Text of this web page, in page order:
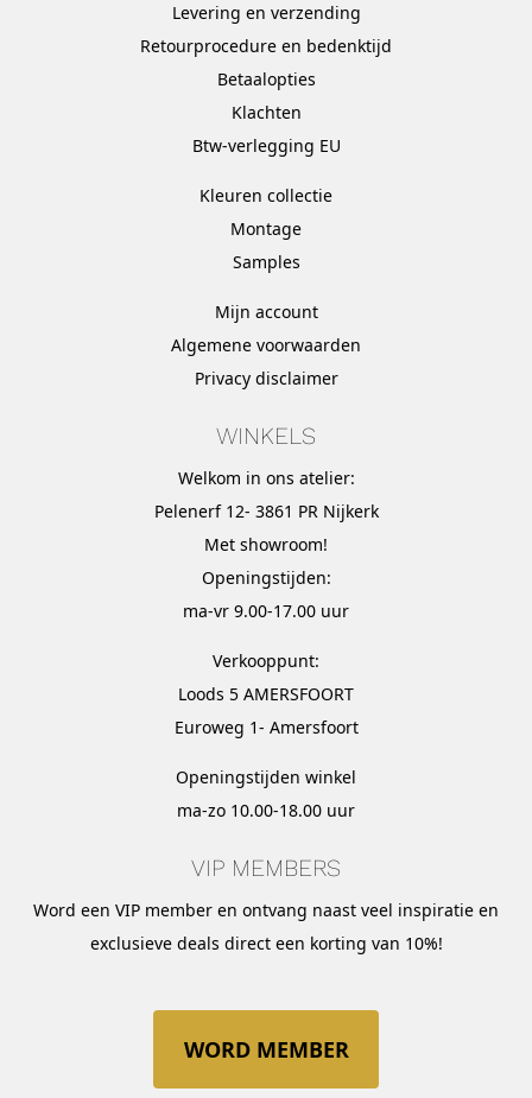
Levering en verzending
Retourprocedure en bedenktijd
Betaalopties
Klachten
Btw-verlegging EU
Kleuren collectie
Montage
Samples
Mijn account
Algemene voorwaarden
Privacy disclaimer
WINKELS
Welkom in ons atelier:
Pelenerf 12- 3861 PR Nijkerk
Met showroom!
Openingstijden:
ma-vr 9.00-17.00 uur
Verkooppunt:
Loods 5 AMERSFOORT
Euroweg 1- Amersfoort
Openingstijden winkel
ma-zo 10.00-18.00 uur
VIP MEMBERS
Word een VIP member en ontvang naast veel inspiratie en
exclusieve deals direct een korting van 10%!
WORD MEMBER